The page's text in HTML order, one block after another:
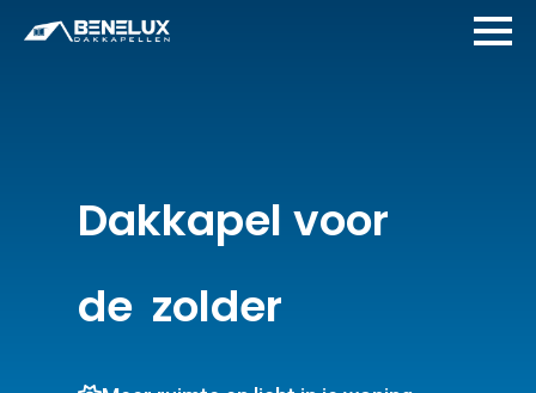
Dakkapel voor
de zolder